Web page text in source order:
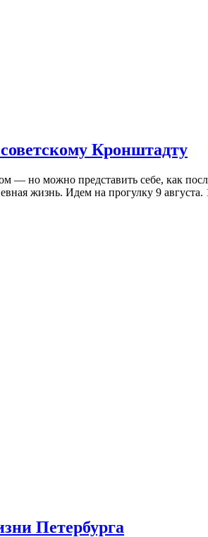
Кронштадту
но можно представить себе, как
жизнь. Идем на прогулку 9 августа.
Петербурга